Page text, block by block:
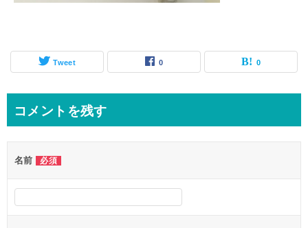
Tweet 0 0
コメントを残す
名前 必須